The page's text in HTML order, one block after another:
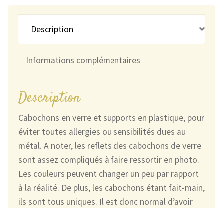
Bleues
Description
Informations complémentaires
Description
Cabochons en verre et supports en plastique, pour
éviter toutes allergies ou sensibilités dues au
métal. A noter, les reflets des cabochons de verre
sont assez compliqués à faire ressortir en photo.
Les couleurs peuvent changer un peu par rapport
à la réalité. De plus, les cabochons étant fait-main,
ils sont tous uniques. Il est donc normal d’avoir